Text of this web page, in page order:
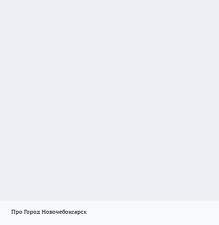
Про Город Новочебоксарск